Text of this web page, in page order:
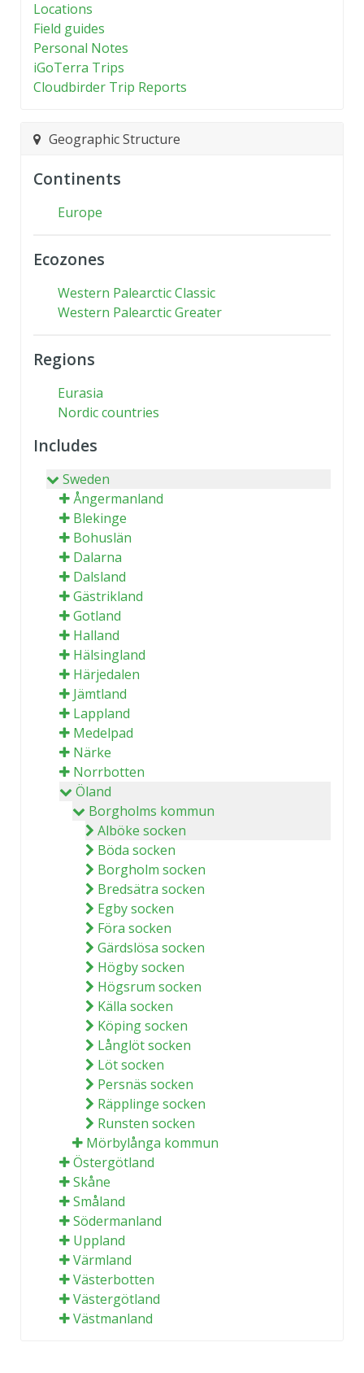
Locations
Field guides
Personal Notes
iGoTerra Trips
Cloudbirder Trip Reports
Geographic Structure
Continents
Europe
Ecozones
Western Palearctic Classic
Western Palearctic Greater
Regions
Eurasia
Nordic countries
Includes
Sweden
Ångermanland
Blekinge
Bohuslän
Dalarna
Dalsland
Gästrikland
Gotland
Halland
Hälsingland
Härjedalen
Jämtland
Lappland
Medelpad
Närke
Norrbotten
Öland
Borgholms kommun
Alböke socken
Böda socken
Borgholm socken
Bredsätra socken
Egby socken
Föra socken
Gärdslösa socken
Högby socken
Högsrum socken
Källa socken
Köping socken
Långlöt socken
Löt socken
Persnäs socken
Räpplinge socken
Runsten socken
Mörbylånga kommun
Östergötland
Skåne
Småland
Södermanland
Uppland
Värmland
Västerbotten
Västergötland
Västmanland